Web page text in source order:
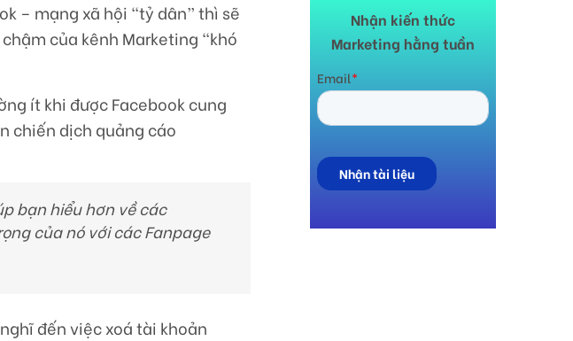
– mạng xã hội “tỷ dân” thì sẽ
của kênh Marketing “khó
ít khi được Facebook cung
chiến dịch quảng cáo
bạn hiểu hơn về các
của nó với các Fanpage
đến việc xoá tài khoản
Nhận kiến thức
Marketing hằng tuần